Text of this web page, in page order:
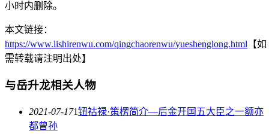
小时内删除。
本文链接：
https://www.lishirenwu.com/qingchaorenwu/yueshenglong.html 【如
需转载请注明出处】
与岳升龙相关人物
2021-07-171钮祜禄·策楞简介—后金开国五大臣之一额亦
都曾孙